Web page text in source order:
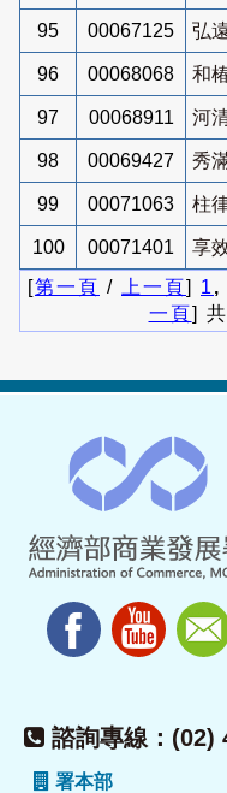
95 00067125 弘
96 00068068 和
97 00068911 河
98 00069427 秀
99 00071063 柱
100 00071401
享
[第一頁 / 上一頁] 1 ,
一頁]
諮詢專線：(02)
署本部